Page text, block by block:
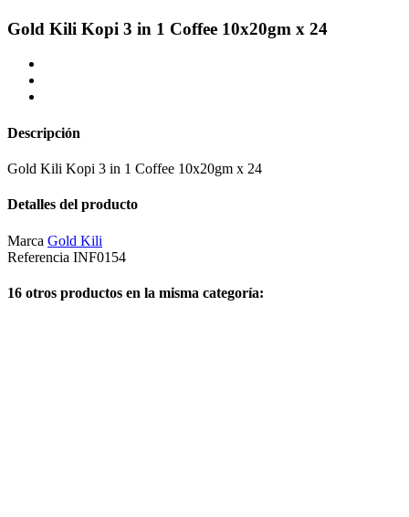
Gold Kili Kopi 3 in 1 Coffee 10x20gm x 24
Descripción
Gold Kili Kopi 3 in 1 Coffee 10x20gm x 24
Detalles del producto
Marca Gold Kili
Referencia INF0154
16 otros productos en la misma categoría: